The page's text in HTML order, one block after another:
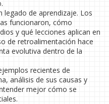
legado de aprendizaje. Los
funcionaron, cómo
y qué lecciones aplican en
de retroalimentación hace
evolutiva dentro de la
recientes de
análisis de sus causas y
mejor cómo se